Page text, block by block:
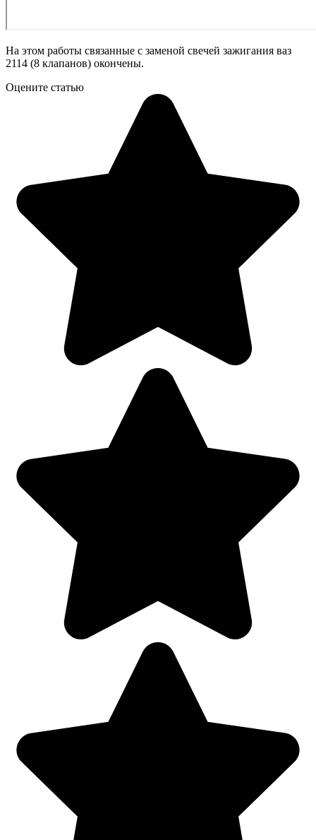
На этом работы связанные с заменой свечей зажигания ваз
2114 (8 клапанов) окончены.
Оцените статью